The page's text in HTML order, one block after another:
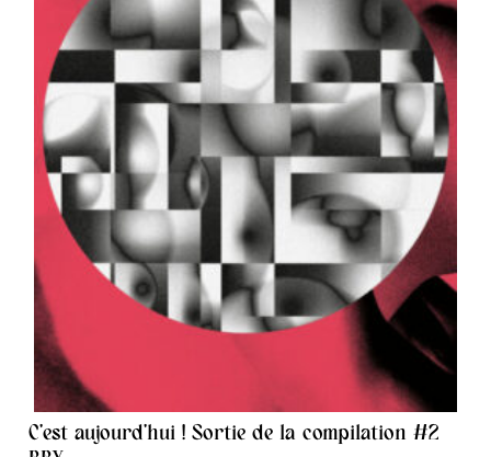
C’est aujourd’hui ! Sortie de la compilation #2